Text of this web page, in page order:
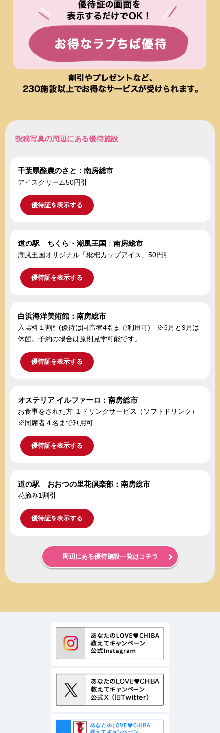
投稿写真の周辺にある優待施設
千葉県酪農のさと：南房総市
アイスクリーム50円引
優待証を表示する
道の駅 ちくら・潮風王国：南房総市
潮風王国オリジナル「枇杷カップアイス」50円引
優待証を表示する
白浜海洋美術館：南房総市
入場料１割引(優待は同席者4名まで利用可) ※6月と9月は
休館。予約の場合は原則見学可能です。
優待証を表示する
オステリア イルファーロ：南房総市
お食事をされた方 １ドリンクサービス（ソフトドリンク）
※同席者４名まで利用可
優待証を表示する
道の駅 おおつの里花倶楽部：南房総市
花摘み1割引
優待証を表示する
周辺にある優待施設一覧はコチラ